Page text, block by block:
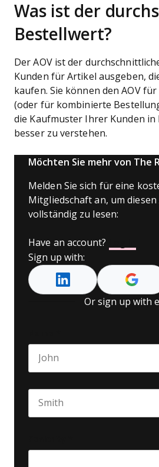
Was ist der
Bestellwert?
Der AOV ist der
Kunden für Artikel ausgeben,
kaufen. Sie können den AOV
(oder für kombinierte
die Kaufmuster Ihrer Kunden in
besser zu verstehen.
Möchten Sie mehr von The
Melden Sie sich für eine
Mitgliedschaft an, um diesen
vollständig zu lesen:
Have an account?
Sign up with:
Or sign up with